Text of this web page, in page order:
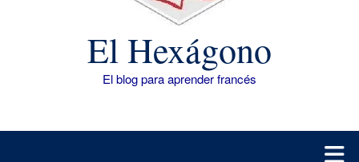
El Hexágono
El blog para aprender francés